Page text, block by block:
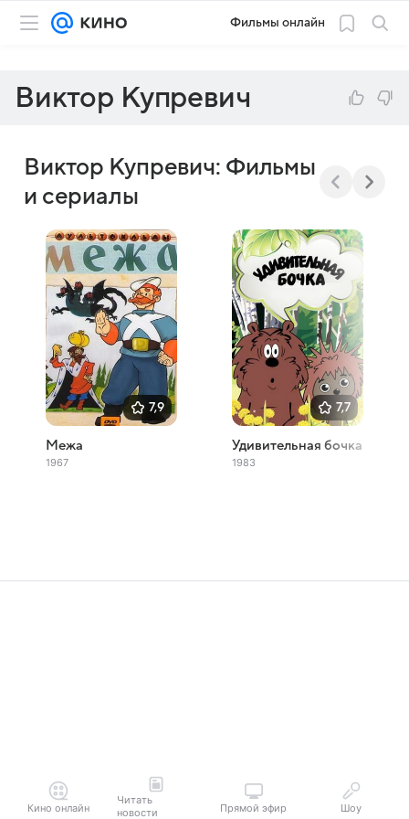
Фильмы онлайн
Виктор Купревич
Виктор Купревич: Фильмы
и сериалы
7,9
Межа
1967
7,7
Удивительная бочка
1983
Кино онлайн
Читать
новости
Прямой эфир Шоу